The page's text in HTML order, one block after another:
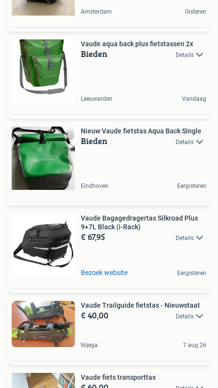
Amsterdam Gisteren
Vaude aqua back plus fietstassen 2x
Bieden Details
Leeuwarden Vandaag
Nieuw Vaude fietstas Aqua Back Single
Bieden Details
Eindhoven Eergisteren
Vaude Bagagedragertas Silkroad Plus
9+7L Black (i-Rack)
€ 67,95 Details
Bezoek website Eergisteren
Vaude Trailguide fietstas - Nieuwstaat
€ 40,00 Details
Nijega 7 aug 26
Vaude fiets transporttas